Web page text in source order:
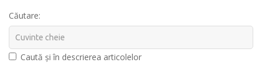
Căutare:
Caută și în descrierea articolelor